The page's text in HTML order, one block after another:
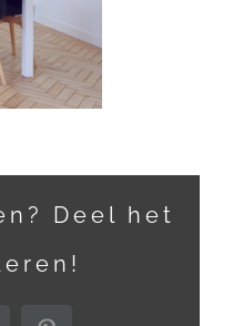
Deel het